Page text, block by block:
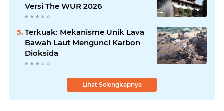
Versi The WUR 2026
Terkuak: Mekanisme Unik Lava
Bawah Laut Mengunci Karbon
Dioksida
Lihat Selengkapnya